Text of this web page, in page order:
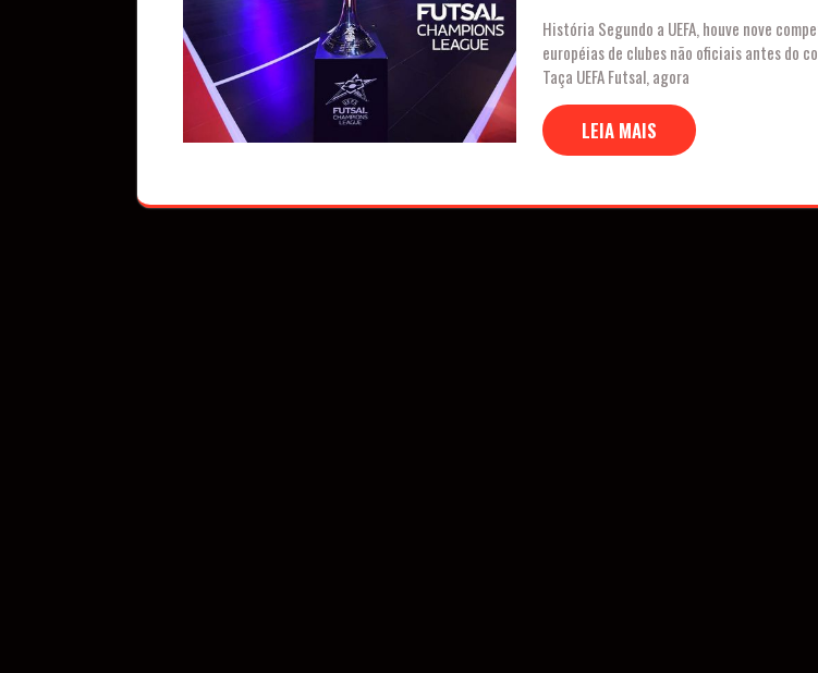
História Segundo a UEFA, houve nove
européias de clubes não oficiais antes do
Taça UEFA Futsal, agora
LEIA MAIS